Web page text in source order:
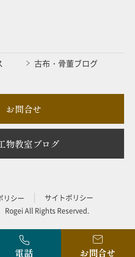
電話 お問合せ
古布・骨董ブログ
お問合せ
物教室ブログ
リシー
サイトポリシー
All Rights Reserved.